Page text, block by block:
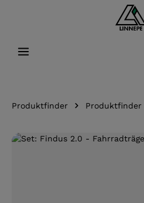
Produktfinder Produktfinder
Bildergalerie überspringen